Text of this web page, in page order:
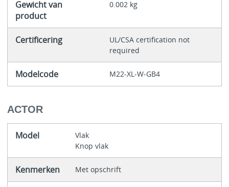
Gewicht van
product
0.002 kg
Certificering
UL/CSA certification not
required
Modelcode M22-XL-W-GB4
ACTOR
Model
Vlak
Knop vlak
Kenmerken Met opschrift